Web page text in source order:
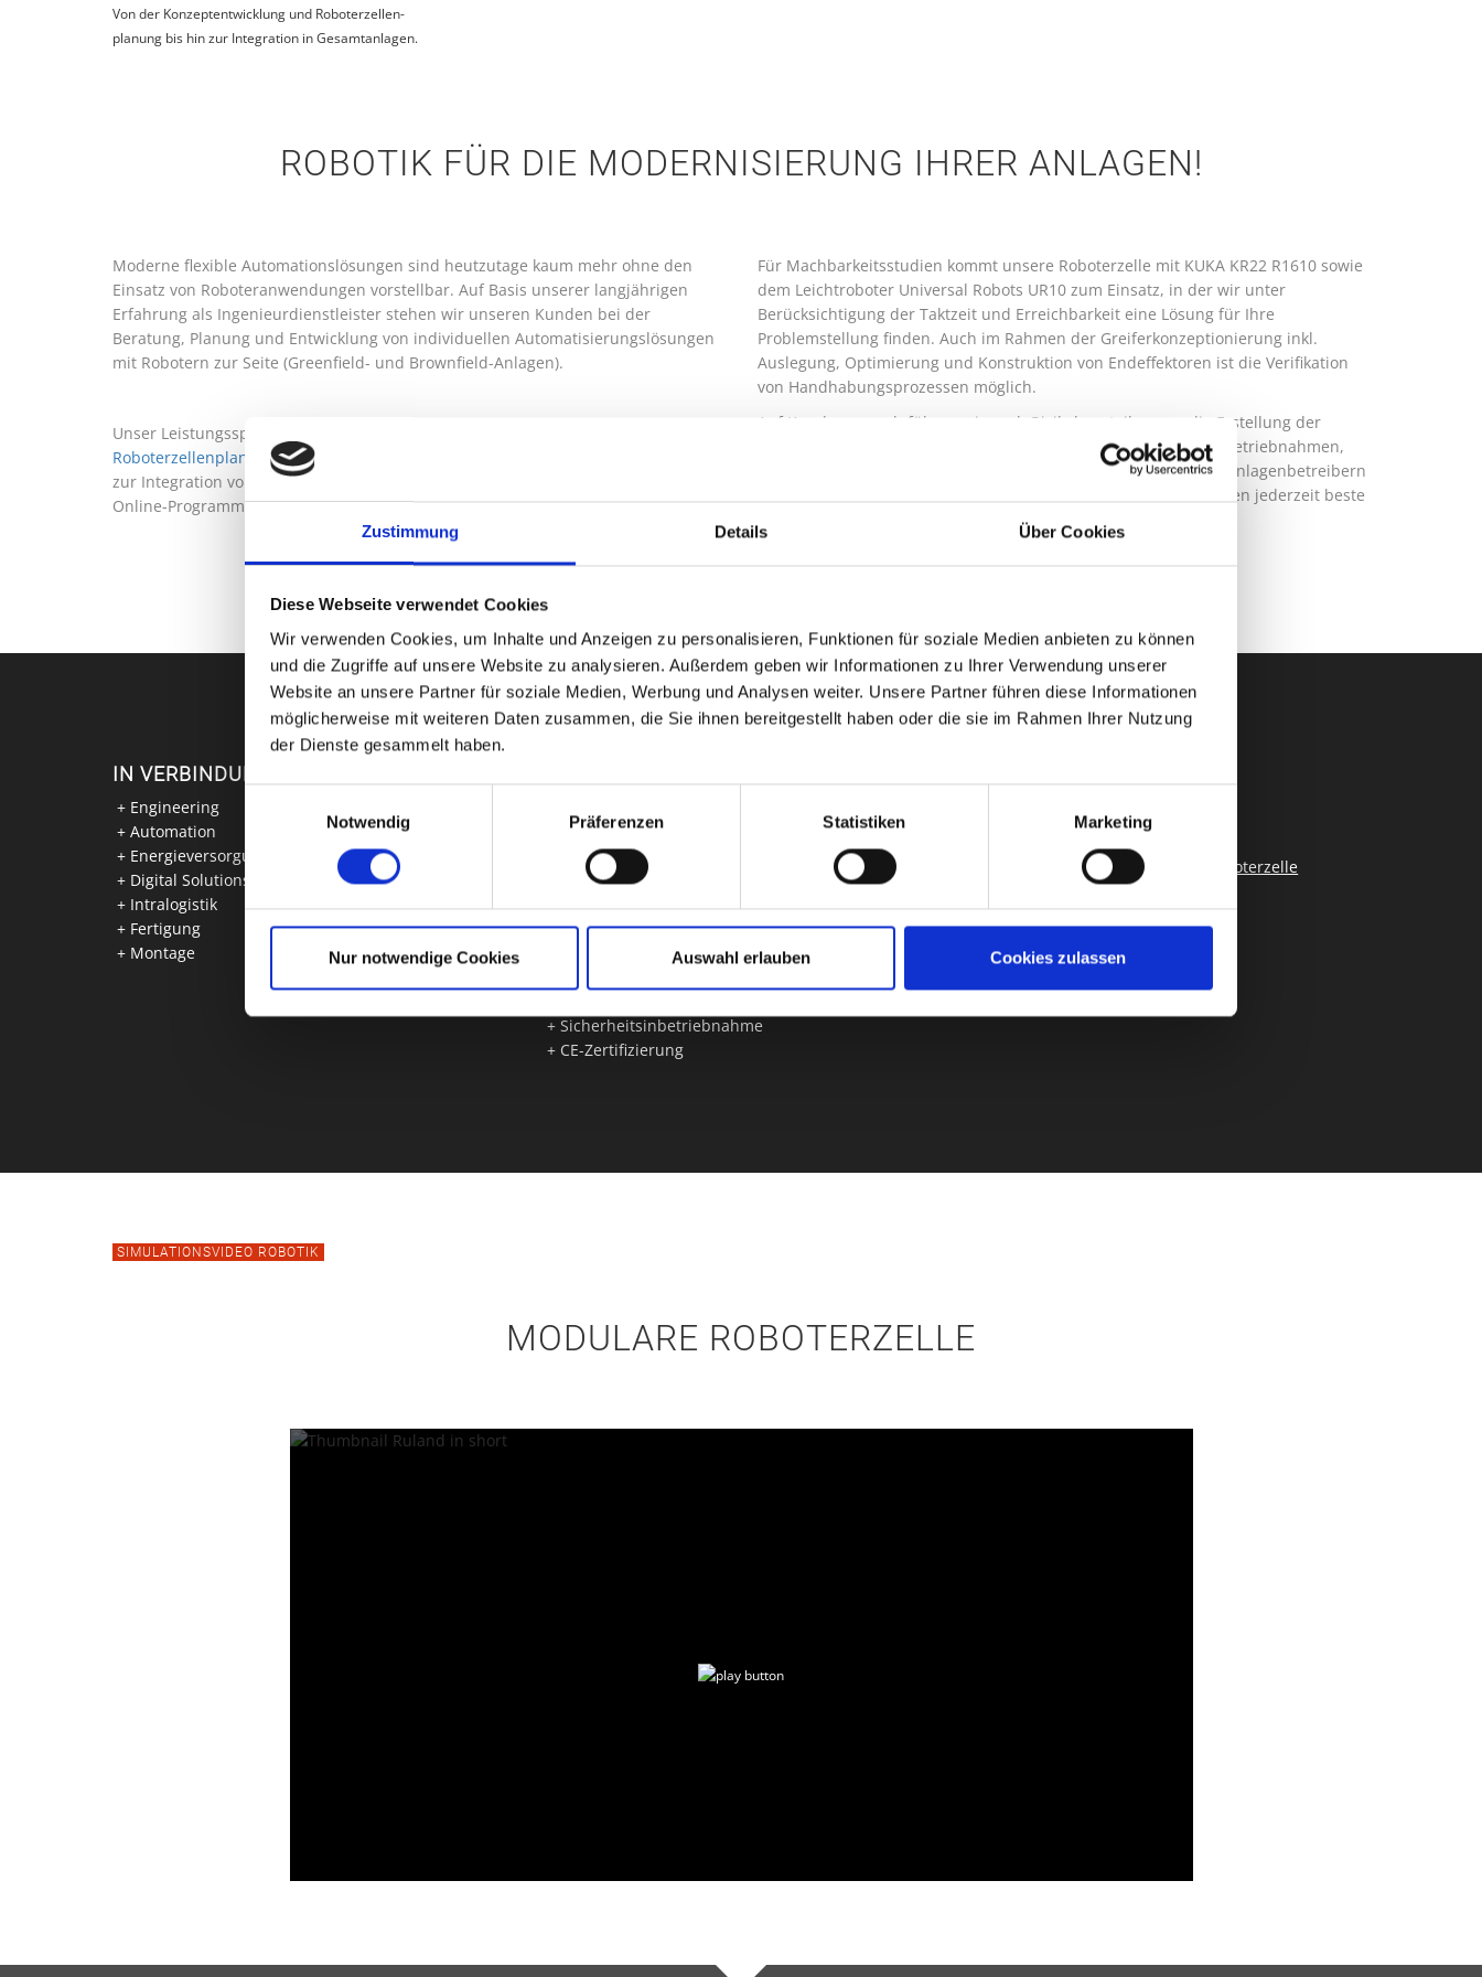
Zustimmung Details Über Cookies
Diese Webseite verwendet Cookies
Wir verwenden Cookies, um Inhalte und Anzeigen zu personalisieren, Funktionen für soziale Medien anbieten zu können
und die Zugriffe auf unsere Website zu analysieren. Außerdem geben wir Informationen zu Ihrer Verwendung unserer
Website an unsere Partner für soziale Medien, Werbung und Analysen weiter. Unsere Partner führen diese Informationen
möglicherweise mit weiteren Daten zusammen, die Sie ihnen bereitgestellt haben oder die sie im Rahmen Ihrer Nutzung
der Dienste gesammelt haben.
Notwendig
Präferenzen Statistiken Marketing
Nur notwendige Cookies Auswahl erlauben Cookies zulassen
Von der Konzeptentwicklung und Roboterzellen-
planung bis hin zur Integration in Gesamtanlagen.
ROBOTIK FÜR DIE MODERNISIERUNG IHRER ANLAGEN!
Moderne flexible Automationslösungen sind heutzutage kaum mehr ohne den
Einsatz von Roboteranwendungen vorstellbar. Auf Basis unserer langjährigen
Erfahrung als Ingenieurdienstleister stehen wir unseren Kunden bei der
Beratung, Planung und Entwicklung von individuellen Automatisierungslösungen
mit Robotern zur Seite (Greenfield- und Brownfield-Anlagen).
Unser Leistungsspektrum reicht von der Konzeptentwicklung und
Roboterzellenplanungüber die Simulation und Offline-Programmierung bis hin
zur Integration von Robotern in Gesamtanlagen sowie Softwareanpassungen und
Online-Programmierungen.
Für Machbarkeitsstudien kommt unsere Roboterzelle mit KUKA KR22 R1610 sowie
dem Leichtroboter Universal Robots UR10 zum Einsatz, in der wir unter
Berücksichtigung der Taktzeit und Erreichbarkeit eine Lösung für Ihre
Problemstellung finden. Auch im Rahmen der Greiferkonzeptionierung inkl.
Auslegung, Optimierung und Konstruktion von Endeffektoren ist die Verifikation
von Handhabungsprozessen möglich.
Auf Kundenwunsch führen wir auch Risikobeurteilungen, die Erstellung der
Sistema und CE-Zertifizierungen durch. Egal ob (Sicherheits-)Inbetriebnahmen,
Produktionsbegleitungen oder Schulungen von Bedienern und Anlagenbetreibern
– unsere hohen Ansprüche an Qualität und Sicherheit garantieren jederzeit beste
IN VERBINDUNG MIT
Engineering
Automation
Energieversorgung
Digital Solutions
Intralogistik
Fertigung
Montage
Roboterzellenplanung
Dimensionierung/Berechnung von
Roboterfundamenten
Online-Programmierung
Offline-Programmierung
Greiferkonzeptionierung und -auswahl
Sicherheitsinbetriebnahme
CE-Zertifizierung
Produktdatenblatt Modulare Roboterzelle
SIMULATIONSVIDEO ROBOTIK
MODULARE ROBOTERZELLE